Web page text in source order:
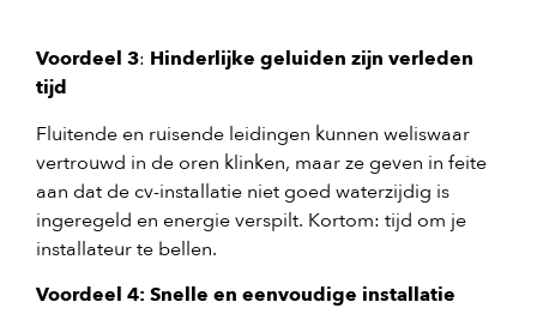
Voordeel 3: Hinderlijke geluiden zijn verleden
tijd
Fluitende en ruisende leidingen kunnen weliswaar
vertrouwd in de oren klinken, maar ze geven in feite
aan dat de cv-installatie niet goed waterzijdig is
ingeregeld en energie verspilt. Kortom: tijd om je
installateur te bellen.
Voordeel 4: Snelle en eenvoudige installatie